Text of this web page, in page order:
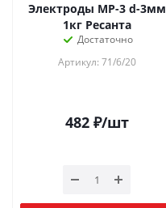
Электроды МР-3 d-3мм
1кг Ресанта
Достаточно
Артикул: 71/6/20
482₽/шт